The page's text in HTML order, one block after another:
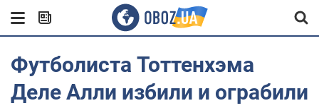
Футболиста Тоттенхэма
Деле Алли избили и ограбили